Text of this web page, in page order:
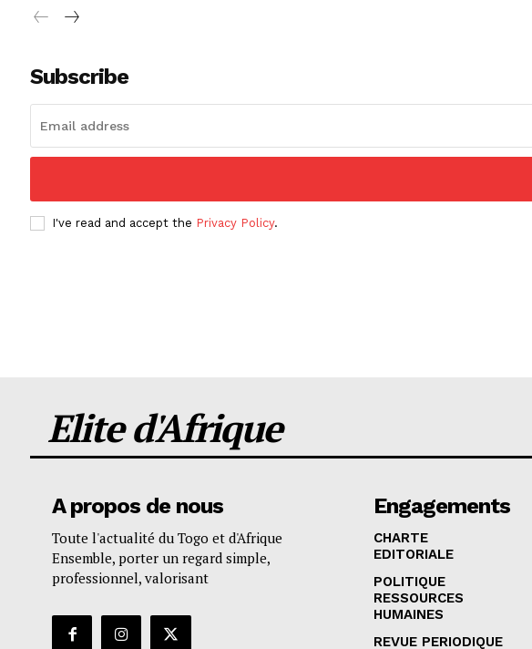
Subscribe
I've read and accept the Privacy Policy.
Elite d'Afrique
A propos de nous
Toute l'actualité du Togo et d'Afrique
Ensemble, porter un regard simple,
professionnel, valorisant
Engagements
CHARTE
EDITORIALE
POLITIQUE
RESSOURCES
HUMAINES
REVUE PERIODIQUE